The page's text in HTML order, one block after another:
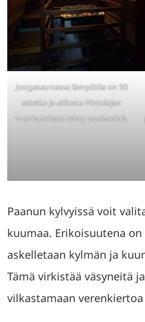
Joogasaunassa lämpötila on 50
astetta ja aidosta Himalajan
vuorisuolasta tehty suolaseinä.
Paanun kylvyissä voit
kuumaa. Erikoisuutena on
askelletaan kylmän ja
Tämä virkistää väsyneitä
vilkastamaan